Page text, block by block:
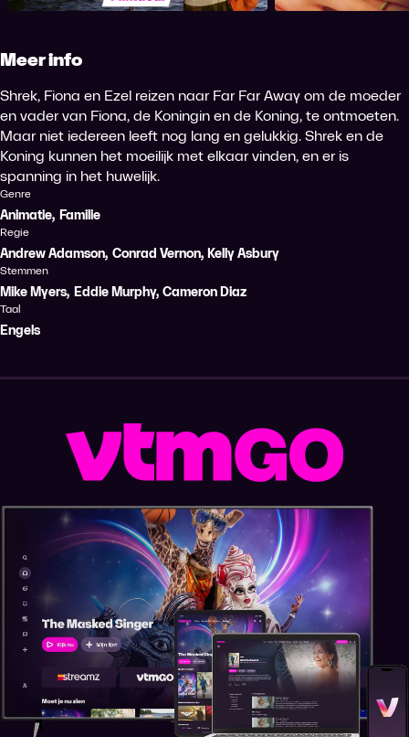
Meer info
Shrek, Fiona en Ezel reizen naar Far Far Away om de moeder
en vader van Fiona, de Koningin en de Koning, te ontmoeten.
Maar niet iedereen leeft nog lang en gelukkig. Shrek en de
Koning kunnen het moeilijk met elkaar vinden, en er is
spanning in het huwelijk.
Genre
Animatie, Familie
Regie
Andrew Adamson, Conrad Vernon, Kelly Asbury
Stemmen
Mike Myers, Eddie Murphy, Cameron Diaz
Taal
Engels